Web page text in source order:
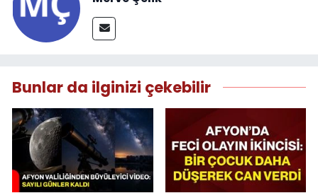
Bunlar da ilginizi çekebilir